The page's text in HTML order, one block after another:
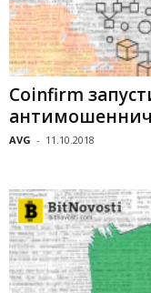
Coinfirm
AVG - 11.10.2018